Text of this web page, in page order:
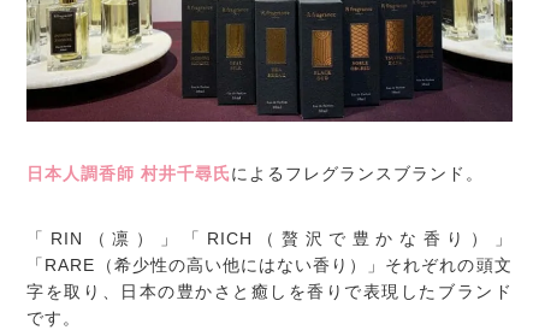
日本人調香師 村井千尋氏によるフレグランスブランド。
「RIN（凛）」「RICH（贅沢で豊かな香り）」
「RARE（希少性の高い他にはない香り）」それぞれの頭文
字を取り、日本の豊かさと癒しを香りで表現したブランド
です。